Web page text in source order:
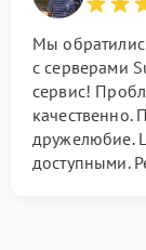
Мы
с серверами
сервис!
качественно.
дружелюбие.
доступными.